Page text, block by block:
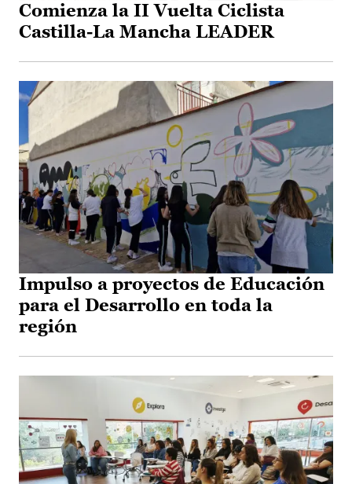
Comienza la II Vuelta Ciclista
Castilla-La Mancha LEADER
Impulso a proyectos de Educación
para el Desarrollo en toda la
región